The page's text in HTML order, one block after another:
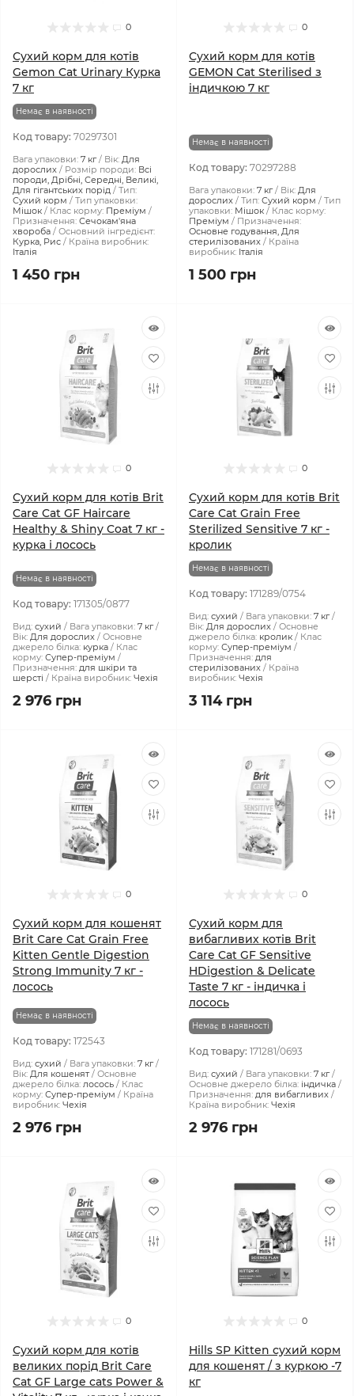
0
Сухий корм для котів
Gemon Cat Urinary Курка
7 кг
Немає в наявності
Код товару: 70297301
Вага упаковки: 7 кг Вік: Для
дорослих
Розмір породи: Всі
породи, Дрібні, Середні, Великі,
Для гігантських порід
Тип:
Сухий корм
Тип упаковки:
Мішок
Клас корму: Преміум
Призначення: Сечокам'яна
хвороба
Основний інгредієнт:
Курка, Рис
Країна виробник:
Італія
1 450 грн
0
Сухий корм для котів
GEMON Cat Sterilised з
індичкою 7 кг
Немає в наявності
Код товару: 70297288
Вага упаковки: 7 кг Вік: Для
дорослих
Тип: Сухий корм
Тип
упаковки: Мішок
Клас корму:
Преміум
Призначення:
Основне годування, Для
стерилізованих
Країна
виробник: Італія
1 500 грн
0
Сухий корм для котів Brit
Care Cat GF Haircare
Healthy & Shiny Coat 7 кг -
курка і лосось
Немає в наявності
Код товару: 171305/0877
Вид: сухий Вага упаковки: 7 кг
Вік: Для дорослих
Основне
джерело білка: курка
Клас
корму: Супер-преміум
Призначення: для шкіри та
шерсті
Країна виробник: Чехія
2 976 грн
0
Сухий корм для котів Brit
Care Cat Grain Free
Sterilized Sensitive 7 кг -
кролик
Немає в наявності
Код товару: 171289/0754
Вид: сухий Вага упаковки: 7 кг
Вік: Для дорослих
Основне
джерело білка: кролик
Клас
корму: Супер-преміум
Призначення: для
стерилізованих
Країна
виробник: Чехія
3 114 грн
0
Сухий корм для кошенят
Brit Care Cat Grain Free
Kitten Gentle Digestion
Strong Immunity 7 кг -
лосось
Немає в наявності
Код товару: 172543
Вид: сухий Вага упаковки: 7 кг
Вік: Для кошенят
Основне
джерело білка: лосось
Клас
корму: Супер-преміум
Країна
виробник: Чехія
2 976 грн
0
Сухий корм для
вибагливих котів Brit
Care Cat GF Sensitive
HDigestion & Delicate
Taste 7 кг - індичка і
лосось
Немає в наявності
Код товару: 171281/0693
Вид: сухий Вага упаковки: 7 кг
Основне джерело білка: індичка
Призначення: для вибагливих
Країна виробник: Чехія
2 976 грн
0
Сухий корм для котів
великих порід Brit Care
Cat GF Large cats Power &
0
Hills SP Kitten сухий корм
для кошенят / з куркою -7
кг